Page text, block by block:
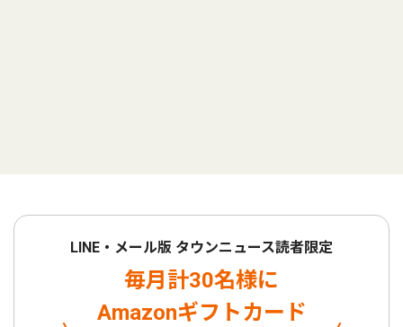
LINE・メール版 タウンニュース読者限定
毎月計30名様に
Amazonギフトカード